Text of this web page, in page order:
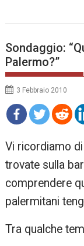
Sondaggio:
Palermo?”
3 Febbraio 2010
Vi ricordiamo
trovate sulla
comprendere
palermitani
Tra qualche